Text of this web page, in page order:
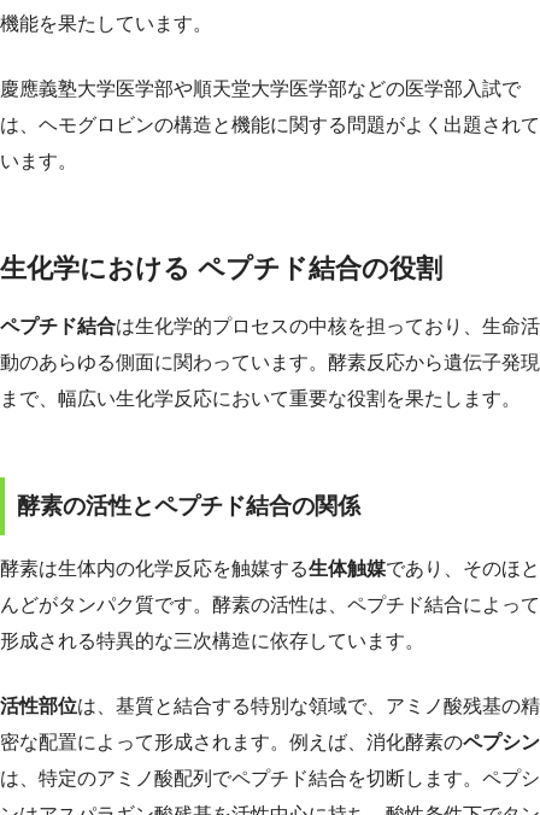
機能を果たしています。
慶應義塾大学医学部や順天堂大学医学部などの医学部入試で
は、ヘモグロビンの構造と機能に関する問題がよく出題されて
います。
生化学における ペプチド結合の役割
ペプチド結合は生化学的プロセスの中核を担っており、生命活
動のあらゆる側面に関わっています。酵素反応から遺伝子発現
まで、幅広い生化学反応において重要な役割を果たします。
酵素の活性とペプチド結合の関係
酵素は生体内の化学反応を触媒する生体触媒であり、そのほと
んどがタンパク質です。酵素の活性は、ペプチド結合によって
形成される特異的な三次構造に依存しています。
活性部位は、基質と結合する特別な領域で、アミノ酸残基の精
密な配置によって形成されます。例えば、消化酵素のペプシン
は、特定のアミノ酸配列でペプチド結合を切断します。ペプシ